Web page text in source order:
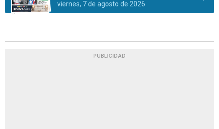
viernes, 7 de agosto de 2026
PUBLICIDAD